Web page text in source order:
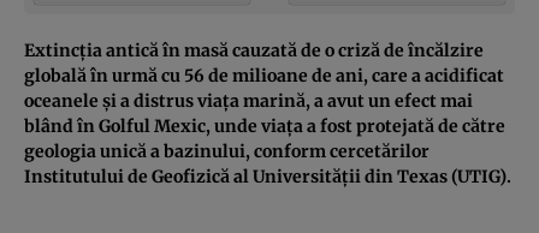
Extincția antică în masă cauzată de o criză de încălzire
globală în urmă cu 56 de milioane de ani, care a acidificat
oceanele și a distrus viața marină, a avut un efect mai
blând în Golful Mexic, unde viața a fost protejată de către
geologia unică a bazinului, conform cercetărilor
Institutului de Geofizică al Universității din Texas (UTIG).